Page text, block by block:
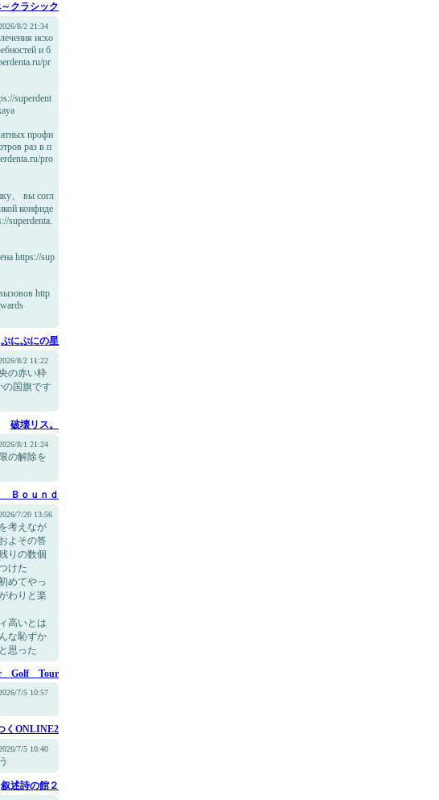
クラシック
8/2 21:34
исхо
и б
pr
superdent
профи
раз в п
pro
、 вы согл
конфиде
superdenta.
https://sup
http
ぷにぷにの星
8/2 11:22
の赤い枠
の国旗です
破壊リス。
8/1 21:24
の解除を
Ｂｏｕｎｄ
7/20 13:56
考えなが
よその答
りの数個
けた
めてやっ
わりと楽
高いとは
な恥ずか
思った
Golf Tour
7/5 10:57
くONLINE2
7/5 10:40
叙述詩の館２